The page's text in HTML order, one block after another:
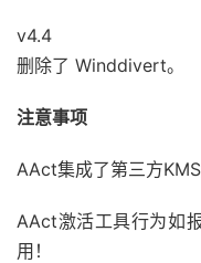
v4.4
删除了 Winddivert。
注意事项
AAct集成了第三方
AAct激活工具行为如
用！